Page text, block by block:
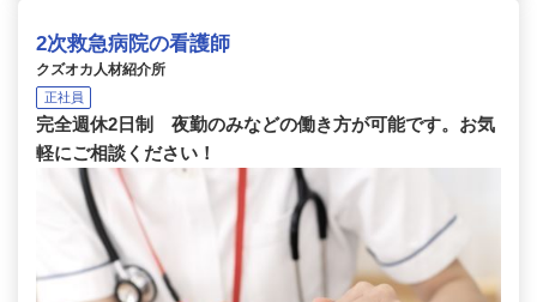
2次救急病院の看護師
クズオカ人材紹介所
正社員
完全週休2日制 夜勤のみなどの働き方が可能です。お気
軽にご相談ください！